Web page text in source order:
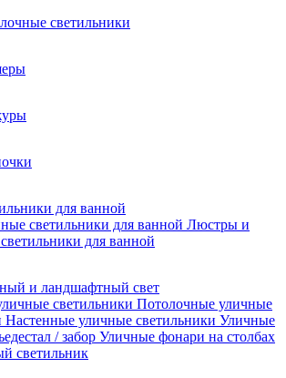
светильники
для ванной
светильники для ванной Люстры и
для ванной
и ландшафтный свет
светильники Потолочные уличные
Настенные уличные светильники Уличные
/ забор Уличные фонари на столбах
светильник